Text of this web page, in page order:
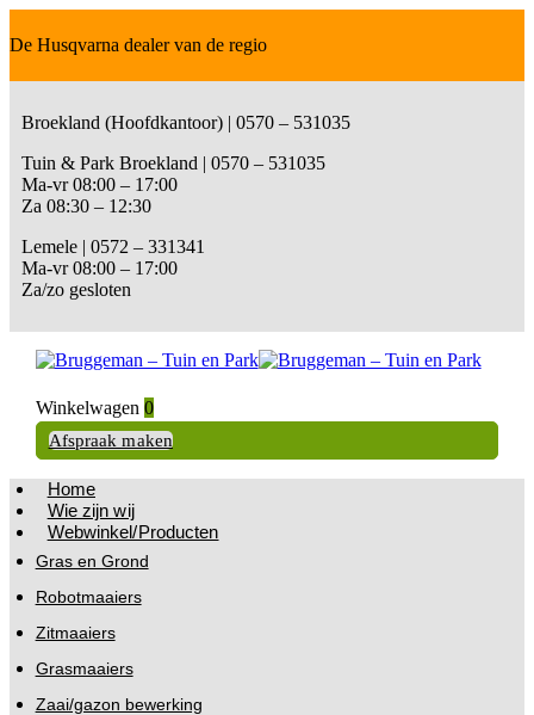
De Husqvarna dealer van de regio
Broekland (Hoofdkantoor) | 0570 – 531035
Tuin & Park Broekland | 0570 – 531035
Ma-vr 08:00 – 17:00
Za 08:30 – 12:30
Lemele | 0572 – 331341
Ma-vr 08:00 – 17:00
Za/zo gesloten
Winkelwagen 0
Afspraak maken
Home
Wie zijn wij
Webwinkel/Producten
Gras en Grond
Robotmaaiers
Zitmaaiers
Grasmaaiers
Zaai/gazon bewerking